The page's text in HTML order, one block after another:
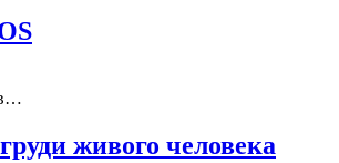
живого человека